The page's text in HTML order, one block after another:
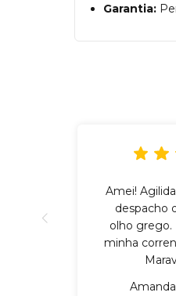
Garantia:
Amei!
despacho
olho grego.
minha